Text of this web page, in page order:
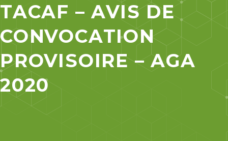
TACAF – AVIS DE
CONVOCATION
PROVISOIRE – AGA
2020